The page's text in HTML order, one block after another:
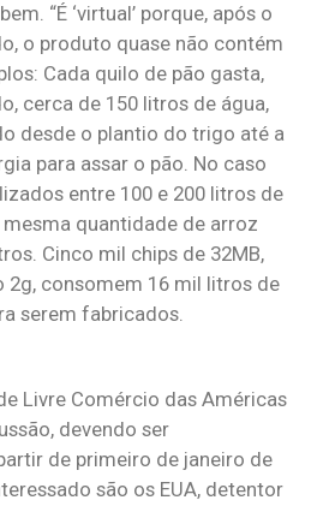
“É ‘virtual’ porque, após o
o produto quase não contém
Cada quilo de pão gasta,
cerca de 150 litros de água,
desde o plantio do trigo até a
para assar o pão. No caso
entre 100 e 200 litros de
mesma quantidade de arroz
Cinco mil chips de 32MB,
2g, consomem 16 mil litros de
serem fabricados.
Livre Comércio das Américas
devendo ser
de primeiro de janeiro de
são os EUA, detentor